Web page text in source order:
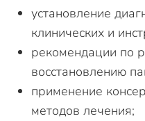
установление
клинических и
рекомендации по
восстановлению
применение
методов лечения;